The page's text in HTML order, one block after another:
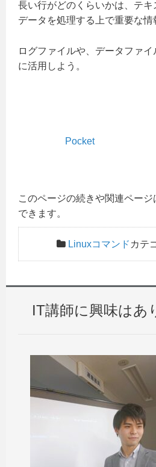
長い行がどのくらいかは、テ
データを処理する上で重要な情
ログファイルや、データファ
に活用しよう。
Pocket
このページの続きや関連ペー
できます。
Linuxコマンド カテ
IT講師に興味はあ